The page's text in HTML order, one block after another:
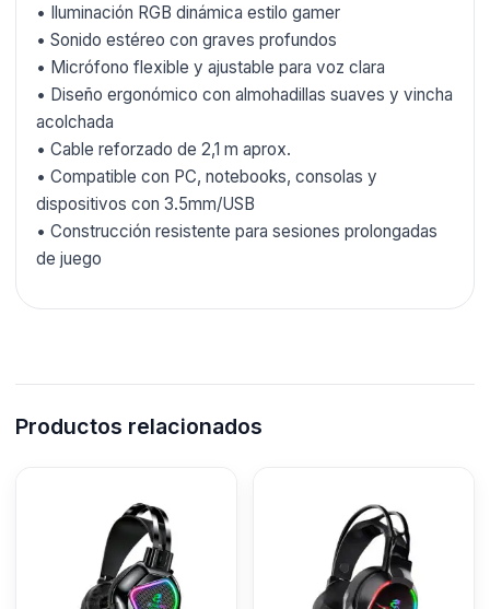
• Iluminación RGB dinámica estilo gamer
• Sonido estéreo con graves profundos
• Micrófono flexible y ajustable para voz clara
• Diseño ergonómico con almohadillas suaves y vincha
acolchada
• Cable reforzado de 2,1 m aprox.
• Compatible con PC, notebooks, consolas y
dispositivos con 3.5mm/USB
• Construcción resistente para sesiones prolongadas
de juego
Productos relacionados